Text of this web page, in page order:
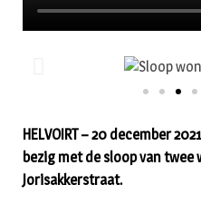
HELVOIRT – 20 december
bezig met de sloop van twee
Jorisakkerstraat.